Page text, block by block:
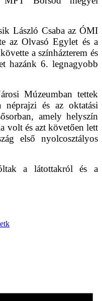
László Csaba az ÓMI
az Olvasó Egylet és a
a színházterem és
hazánk 6. legnagyobb
Múzeumban tettek
és az oktatási
amely helyszín
volt és azt követően lett
első nyolcosztályos
a látottakról és a